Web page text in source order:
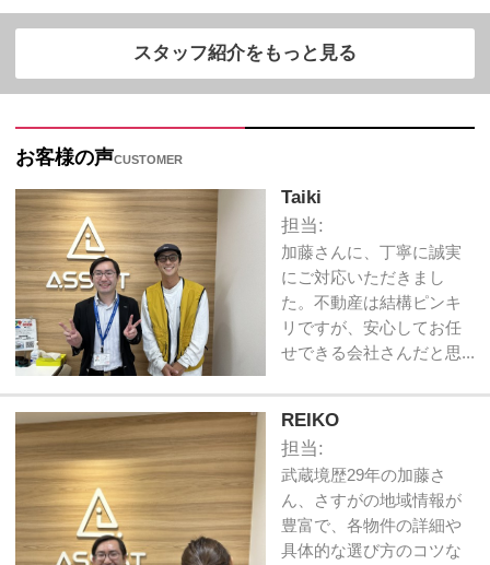
スタッフ紹介をもっと見る
お客様の声CUSTOMER
Taiki
担当:
加藤さんに、丁寧に誠実
にご対応いただきまし
た。不動産は結構ピンキ
リですが、安心してお任
せできる会社さんだと思...
REIKO
担当:
武蔵境歴29年の加藤さ
ん、さすがの地域情報が
豊富で、各物件の詳細や
具体的な選び方のコツな